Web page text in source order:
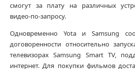
смогут за плату на различных
видео-по-запросу.
Одновременно Yota и Samsung
договоренности относительно
телевизорах Samsung Smart TV,
интернет. Для покупки фильмов